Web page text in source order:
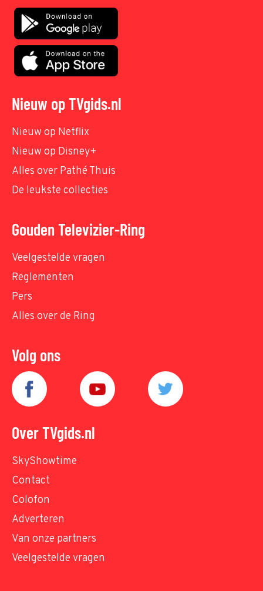
Nieuw op TVgids.nl
Nieuw op Netflix
Nieuw op Disney+
Alles over Pathé Thuis
De leukste collecties
Gouden Televizier-Ring
Veelgestelde vragen
Reglementen
Pers
Alles over de Ring
Volg ons
Over TVgids.nl
SkyShowtime
Contact
Colofon
Adverteren
Van onze partners
Veelgestelde vragen